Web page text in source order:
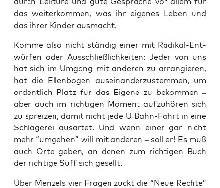
das wei­ter­kom­men, was ihr eige­nes Leben und
das ihrer Kin­der ausmacht.
Kom­me also nicht stän­dig einer mit Radi­kal-Ent­
wür­fen oder Aus­schließ­lich­kei­ten: Jeder von uns
hat sich im Umgang mit ande­ren zu arran­gie­ren,
hat die Ellen­bo­gen aus­ein­an­der­zu­stem­men, um
ordent­lich Platz für das Eige­ne zu bekom­men –
aber auch im rich­ti­gen Moment auf­zu­hö­ren sich
zu sprei­zen, damit nicht jede U‑Bahn-Fahrt in eine
Schlä­ge­rei aus­ar­tet. Und wenn einer gar nicht
mehr “umge­hen” will mit ande­ren – soll er! Es muß
auch Orte geben, an denen zum rich­ti­gen Buch
der rich­ti­ge Suff sich gesellt.
Über Men­zels vier Fra­gen zuckt die “Neue Rech­te”